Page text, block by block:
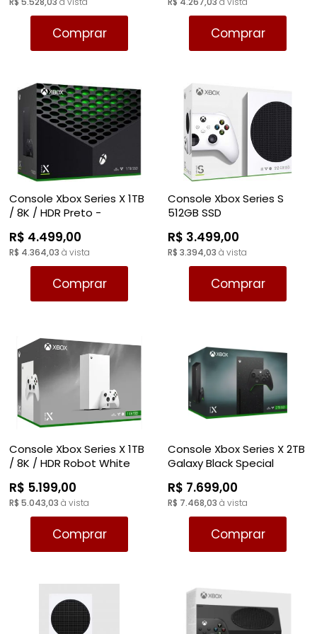
TIRO: 1ª PESSOA: FPS
TIRO: 3ª PESSOA
VR - REALIDADE VIRTUAL
LUTA
PLATAFORMA
RPG
TIRO; 1ª PESSOA
TIRO; 3ª PESSOA
VOLANTE
RPG
SIMULADOR
TIRO: 1ª PESSOA: FPS
TIRO: 3ª PESSOA
Comprar Comprar
Console Xbox Series X 1TB
/ 8K / HDR Preto -
R$ 4.499,00
R$ 4.364,03 à vista
Comprar
Console Xbox Series S
512GB SSD
R$ 3.499,00
R$ 3.394,03 à vista
Comprar
Console Xbox Series X 1TB
/ 8K / HDR Robot White
R$ 5.199,00
R$ 5.043,03 à vista
Comprar
Console Xbox Series X 2TB
Galaxy Black Special
R$ 7.699,00
R$ 7.468,03 à vista
Comprar